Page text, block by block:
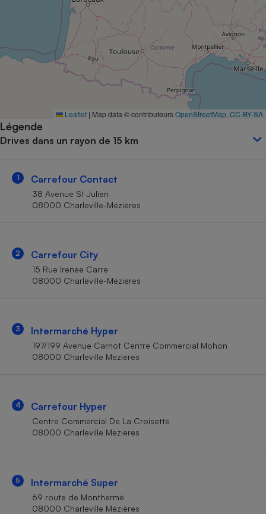
Leaflet | Map data © contributeursOpenStreetMap CC-BY-SA
Légende
Drives dans un rayon de 15 km
1 Carrefour Contact
38 Avenue St Julien
08000 Charleville-Mézières
2 Carrefour City
15 Rue Irenee Carre
08000 Charleville-Mézières
3 Intermarché Hyper
197/199 Avenue Carnot Centre Commercial Mohon
08000 Charleville Mezieres
4 Carrefour Hyper
Centre Commercial De La Croisette
08000 Charleville Mezieres
5 Intermarché Super
69 route de Monthermé
08000 Charleville Mézières
Complément
alimentaire
Assurance emprunteur
Banque
Petit électroménager -
Matelas
Mutuelle